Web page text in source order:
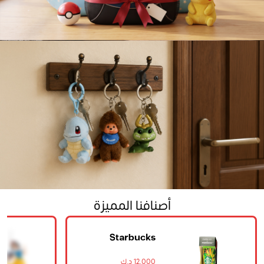
Greeting Card
Beauty
Mini Backpack
Home
أصنافنا المميزة
Starbucks
Keychain
12.000 د.ك